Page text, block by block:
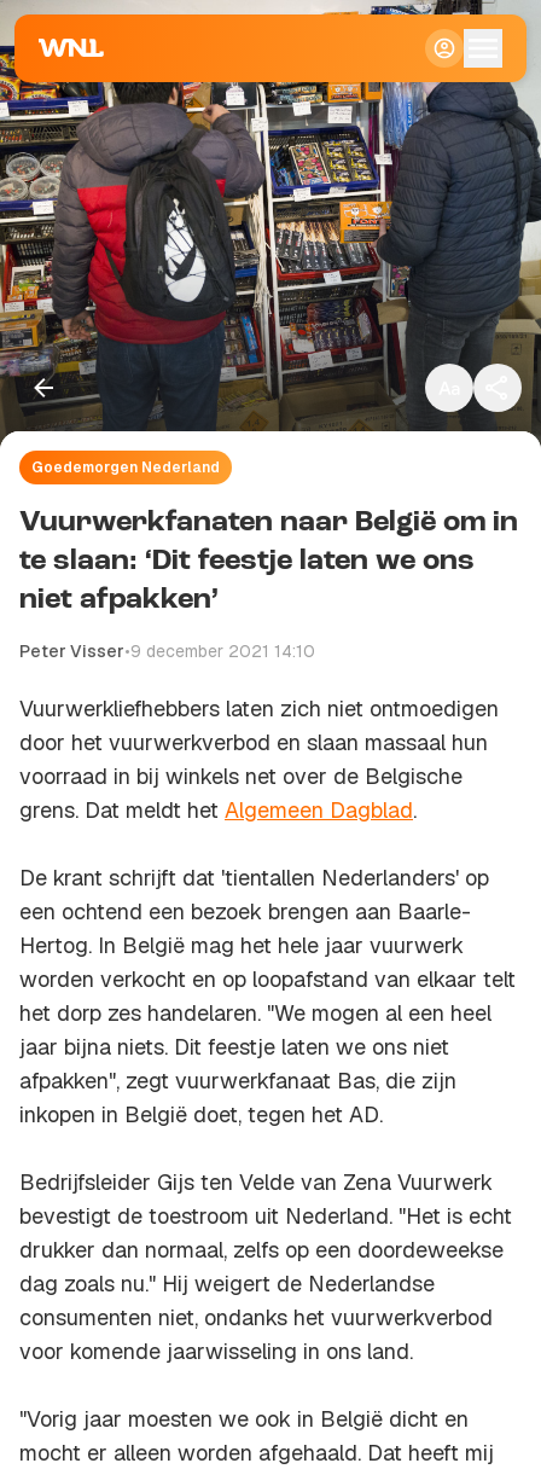
Klein
Standaard
Groot
Goedemorgen Nederland
Vuurwerkfanaten naar België om in
te slaan: ‘Dit feestje laten we ons
niet afpakken’
Peter Visser•9 december 2021 14:10
Vuurwerkliefhebbers laten zich niet ontmoedigen
door het vuurwerkverbod en slaan massaal hun
voorraad in bij winkels net over de Belgische
grens. Dat meldt het Algemeen Dagblad.
De krant schrijft dat 'tientallen Nederlanders' op
een ochtend een bezoek brengen aan Baarle-
Hertog. In België mag het hele jaar vuurwerk
worden verkocht en op loopafstand van elkaar telt
het dorp zes handelaren. "We mogen al een heel
jaar bijna niets. Dit feestje laten we ons niet
afpakken", zegt vuurwerkfanaat Bas, die zijn
inkopen in België doet, tegen het AD.
Bedrijfsleider Gijs ten Velde van Zena Vuurwerk
bevestigt de toestroom uit Nederland. "Het is echt
drukker dan normaal, zelfs op een doordeweekse
dag zoals nu." Hij weigert de Nederlandse
consumenten niet, ondanks het vuurwerkverbod
voor komende jaarwisseling in ons land.
"Vorig jaar moesten we ook in België dicht en
mocht er alleen worden afgehaald. Dat heeft mij